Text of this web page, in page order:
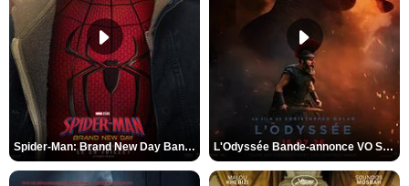
Spider-Man: Brand New Day Bande-annonce VO STFR L'Odyssée Bande-annonce VO STFR